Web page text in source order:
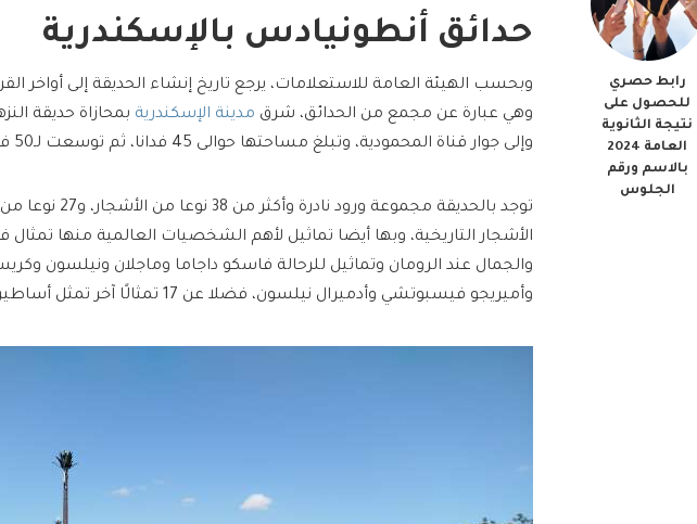
رابط حصري
للحصول على
نتيجة الثانوية
العامة 2024
بالاسم ورقم
الجلوس
حدائق أنطونيادس بالإسكندرية
وبحسب الهيئة العامة للاستعلامات، يرجع تاريخ إنشاء الحديقة إلى أواخر
وهي عبارة عن مجمع من الحدائق، شرق مدينة الإسكندرية بمحازاة حديقة
وإلى جوار قناة المحمودية، وتبلغ مساحتها حوالى 45 فدانا، ثم توسعت لـ50 فدانا بعد الإضافات.
توجد بالحديقة مجموعة ورود
الأشجار التاريخية، وبها أيضا تماثيل لأهم الشخصيات العالمية منها
والجمال عند الرومان وتماثيل للرحالة فاسكو داجاما وماجلان ونيلسون
وأميريجو فيسبوتشي وأدميرال نيلسون، فضلا عن 17 تمثالًا آخر تمثل أساطير آلهة الإغريق.